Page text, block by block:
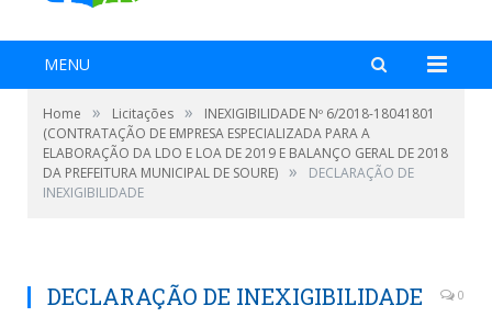
MENU
Home » Licitações »
INEXIGIBILIDADE Nº 6/2018-18041801
(CONTRATAÇÃO DE EMPRESA ESPECIALIZADA PARA A
ELABORAÇÃO DA LDO E LOA DE 2019 E BALANÇO GERAL DE 2018
DA PREFEITURA MUNICIPAL DE SOURE) »
DECLARAÇÃO DE
INEXIGIBILIDADE
DECLARAÇÃO DE INEXIGIBILIDADE 0